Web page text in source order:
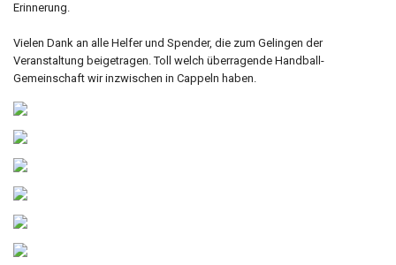
Erinnerung.
Vielen Dank an alle Helfer und Spender, die zum Gelingen der
Veranstaltung beigetragen. Toll welch überragende Handball-
Gemeinschaft wir inzwischen in Cappeln haben.